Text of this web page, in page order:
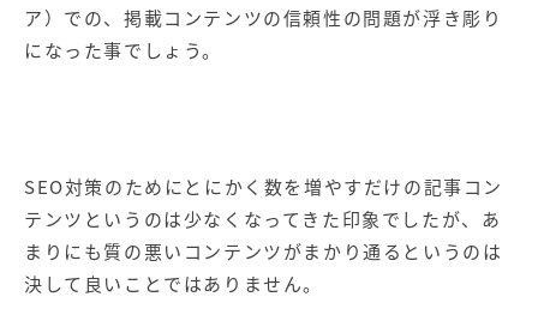
ア）での、掲載コンテンツの信頼性の問題が浮き彫り
になった事でしょう。
SEO対策のためにとにかく数を増やすだけの記事コン
テンツというのは少なくなってきた印象でしたが、あ
まりにも質の悪いコンテンツがまかり通るというのは
決して良いことではありません。